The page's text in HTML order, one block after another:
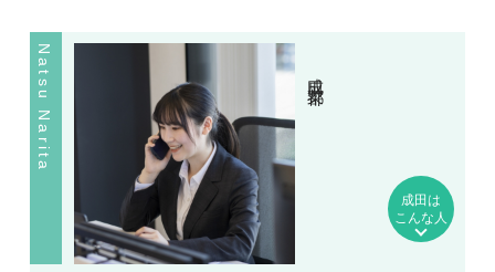
Natsu Narita
成田は
こんな人